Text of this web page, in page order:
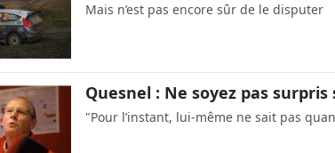
Mais n’est pas encore sûr de le disputer
Quesnel : Ne soyez pas surpris
"Pour l’instant, lui-même ne sait pas